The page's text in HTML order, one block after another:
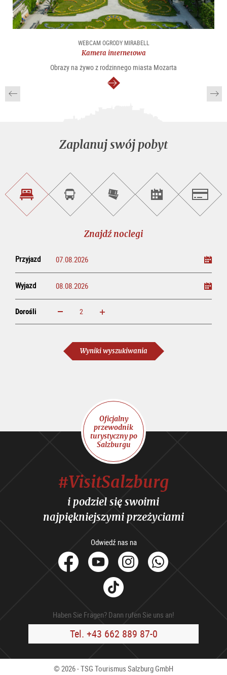
WEBCAM OGRODY MIRABELL
Kamera internetowa
Obrazy na żywo z rodzinnego miasta Mozarta
dalej
Zaplanuj swój pobyt
Znajdź
noclegi
Rezerwacja
wycieczek
Kup
bilety
on-
Szukaj
imprez
Znajdź noclegi
Przyjazd
Wyjazd
Dorośli powiększ zmniejsz
Wyniki wyszukiwania
Oficjalny
przewodnik
turystyczny po
Salzburgu
#VisitSalzburg
i podziel się swoimi
najpiękniejszymi przeżyciami
Odwiedź nas na
facebook
YoutubeInstagram
Tik
Tok
Haben Sie Fragen? Dann rufen Sie uns an!
Tel. +43 662 889 87-0
© 2026 - TSG Tourismus Salzburg GmbH